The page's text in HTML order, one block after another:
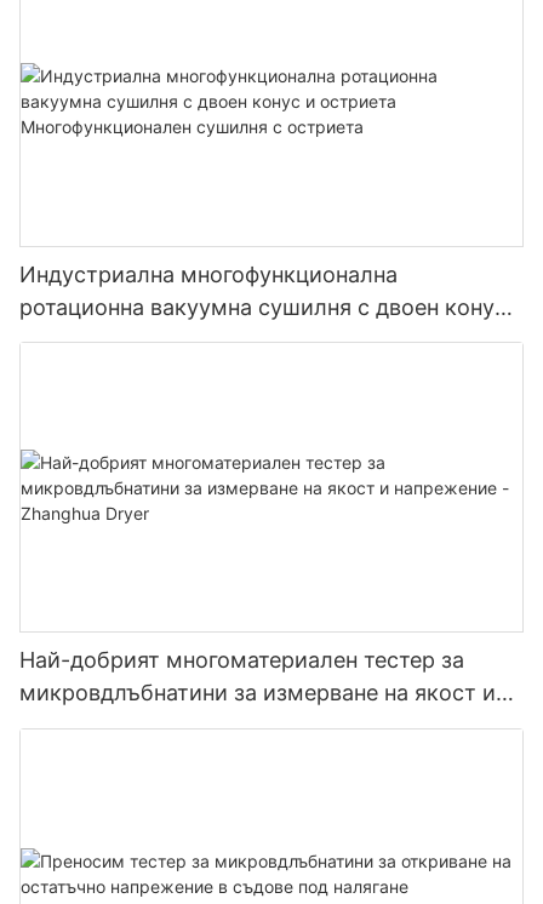
Индустриална многофункционална
ротационна вакуумна сушилня с двоен конус
и остриета Многофункционален сушилня с
Най-добрият многоматериален тестер за
микровдлъбнатини за измерване на якост и
напрежение - Zhanghua Dryer